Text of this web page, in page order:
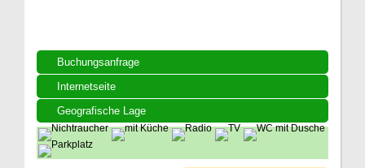
Buchungsanfrage
Internetseite
Geografische Lage